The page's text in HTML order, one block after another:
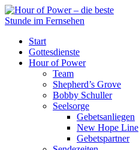
Start
Gottesdienste
Hour of Power
Team
Shepherd’s Grove
Bobby Schuller
Seelsorge
Gebetsanliegen
New Hope Line
Gebetspartner